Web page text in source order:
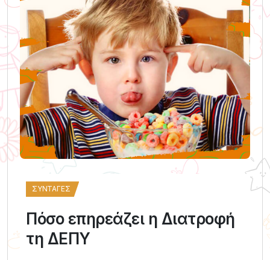
ΣΥΝΤΑΓΈΣ
Πόσο επηρεάζει η Διατροφή
τη ΔΕΠΥ